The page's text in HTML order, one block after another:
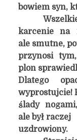
bowiem syn,
karcenie na
ale smutne,
przynosi
plon
Dlatego
wyprostujcie!
ślady
ale był raczej
uzdrowiony.